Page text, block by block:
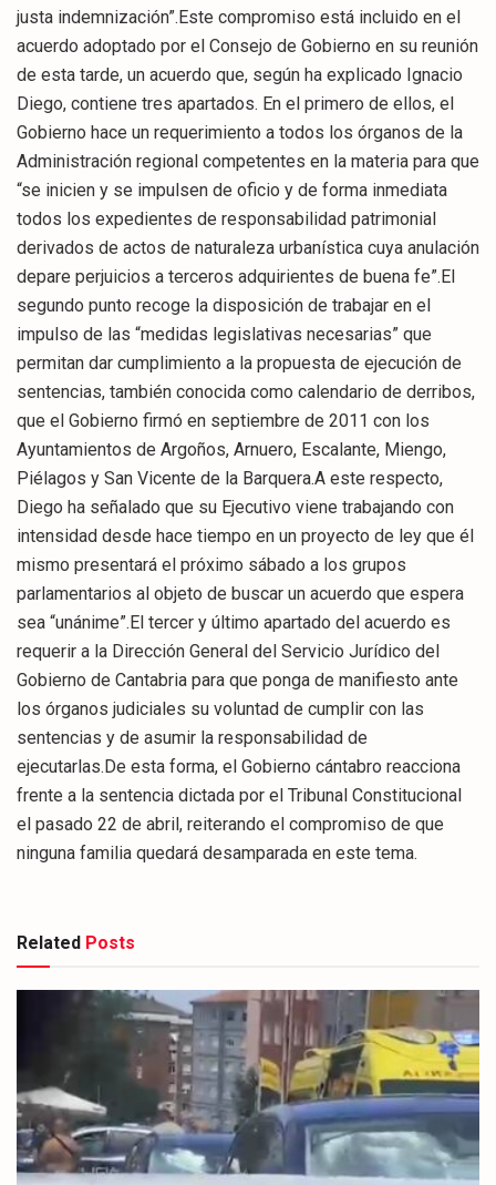
justa indemnización”.Este compromiso está incluido en el
acuerdo adoptado por el Consejo de Gobierno en su reunión
de esta tarde, un acuerdo que, según ha explicado Ignacio
Diego, contiene tres apartados. En el primero de ellos, el
Gobierno hace un requerimiento a todos los órganos de la
Administración regional competentes en la materia para que
“se inicien y se impulsen de oficio y de forma inmediata
todos los expedientes de responsabilidad patrimonial
derivados de actos de naturaleza urbanística cuya anulación
depare perjuicios a terceros adquirientes de buena fe”.El
segundo punto recoge la disposición de trabajar en el
impulso de las “medidas legislativas necesarias” que
permitan dar cumplimiento a la propuesta de ejecución de
sentencias, también conocida como calendario de derribos,
que el Gobierno firmó en septiembre de 2011 con los
Ayuntamientos de Argoños, Arnuero, Escalante, Miengo,
Piélagos y San Vicente de la Barquera.A este respecto,
Diego ha señalado que su Ejecutivo viene trabajando con
intensidad desde hace tiempo en un proyecto de ley que él
mismo presentará el próximo sábado a los grupos
parlamentarios al objeto de buscar un acuerdo que espera
sea “unánime”.El tercer y último apartado del acuerdo es
requerir a la Dirección General del Servicio Jurídico del
Gobierno de Cantabria para que ponga de manifiesto ante
los órganos judiciales su voluntad de cumplir con las
sentencias y de asumir la responsabilidad de
ejecutarlas.De esta forma, el Gobierno cántabro reacciona
frente a la sentencia dictada por el Tribunal Constitucional
el pasado 22 de abril, reiterando el compromiso de que
ninguna familia quedará desamparada en este tema.
Related Posts